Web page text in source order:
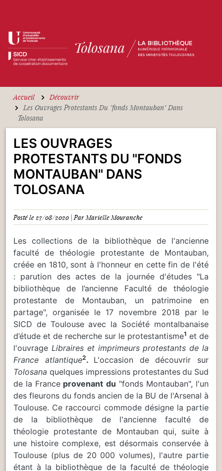
Accueil
Découvrir
Les Ouvrages Protestants Du "fonds Montauban" Dans
Tolosana
LES OUVRAGES
PROTESTANTS DU "FONDS
MONTAUBAN" DANS
TOLOSANA
Posté le 27/08/2020 | Par Marielle Mouranche
Les collections de la bibliothèque de l'ancienne
faculté de théologie protestante de Montauban,
créée en 1810, sont à l'honneur en cette fin de l'été
: parution des actes de la journée d'études "La
bibliothèque de l’ancienne Faculté de théologie
protestante de Montauban, un patrimoine en
partage", organisée le 17 novembre 2018 par le
SICD de Toulouse avec la Société montalbanaise
d’étude et de recherche sur le protestantisme1 et de
l'ouvrage Libraires et imprimeurs protestants de la
France atlantique2. L'occasion de découvrir sur
Tolosana quelques impressions protestantes du Sud
de la France provenant du "fonds Montauban", l'un
des fleurons du fonds ancien de la BU de l'Arsenal à
Toulouse. Ce raccourci commode désigne la partie
de la bibliothèque de l'ancienne faculté de
théologie protestante de Montauban qui, suite à
une histoire complexe, est désormais conservée à
Toulouse (plus de 20 000 volumes), l'autre partie
étant à la bibliothèque de la faculté de théologie